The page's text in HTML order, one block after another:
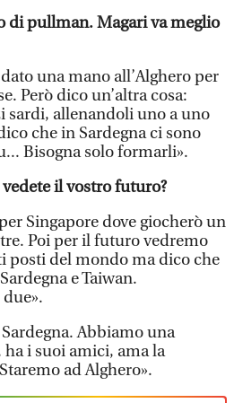
di pullman. Magari va meglio
una mano all’Alghero per
Però dico un’altra cosa:
sardi, allenandoli uno a uno
che in Sardegna ci sono
Bisogna solo formarli».
vedete il vostro futuro?
Singapore dove giocherò un
Poi per il futuro vedremo
posti del mondo ma dico che
e Taiwan.
Abbiamo una
i suoi amici, ama la
ad Alghero».